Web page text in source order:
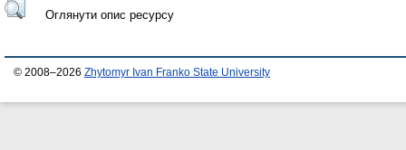
Оглянути опис ресурсу
© 2008–2026 Zhytomyr Ivan Franko State University